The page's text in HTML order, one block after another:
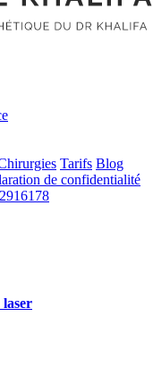
Tarifs Blog
de confidentialité
laser